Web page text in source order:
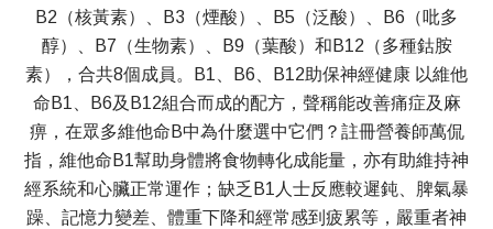
B2（核黃素）、B3（煙酸）、B5（泛酸）、B6（吡多
醇）、B7（生物素）、B9（葉酸）和B12（多種鈷胺
素），合共8個成員。B1、B6、B12助保神經健康 以維他
命B1、B6及B12組合而成的配方，聲稱能改善痛症及麻
痹，在眾多維他命B中為什麼選中它們？註冊營養師萬侃
指，維他命B1幫助身體將食物轉化成能量，亦有助維持神
經系統和心臟正常運作；缺乏B1人士反應較遲鈍、脾氣暴
躁、記憶力變差、體重下降和經常感到疲累等，嚴重者神